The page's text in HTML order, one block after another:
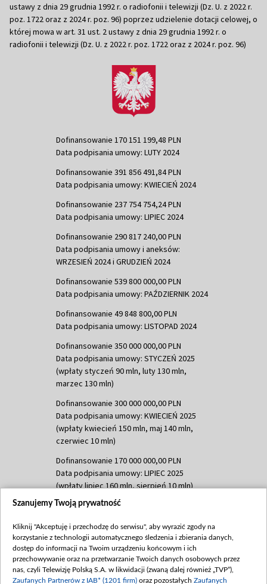
ustawy z dnia 29 grudnia 1992 r. o radiofonii i telewizji (Dz. U. z 2022 r.
poz. 1722 oraz z 2024 r. poz. 96) poprzez udzielenie dotacji celowej, o
której mowa w art. 31 ust. 2 ustawy z dnia 29 grudnia 1992 r. o
radiofonii i telewizji (Dz. U. z 2022 r. poz. 1722 oraz z 2024 r. poz. 96)
Dofinansowanie 170 151 199,48 PLN
Data podpisania umowy: LUTY 2024
Dofinansowanie 391 856 491,84 PLN
Data podpisania umowy: KWIECIEŃ 2024
Dofinansowanie 237 754 754,24 PLN
Data podpisania umowy: LIPIEC 2024
Dofinansowanie 290 817 240,00 PLN
Data podpisania umowy i aneksów:
WRZESIEŃ 2024 i GRUDZIEŃ 2024
Dofinansowanie 539 800 000,00 PLN
Data podpisania umowy: PAŹDZIERNIK 2024
Dofinansowanie 49 848 800,00 PLN
Data podpisania umowy: LISTOPAD 2024
Dofinansowanie 350 000 000,00 PLN
Data podpisania umowy: STYCZEŃ 2025
(wpłaty styczeń 90 mln, luty 130 mln,
marzec 130 mln)
Dofinansowanie 300 000 000,00 PLN
Data podpisania umowy: KWIECIEŃ 2025
(wpłaty kwiecień 150 mln, maj 140 mln,
czerwiec 10 mln)
Dofinansowanie 170 000 000,00 PLN
Data podpisania umowy: LIPIEC 2025
(wpłaty lipiec 160 mln, sierpień 10 mln)
Dofinansowanie 60 000 000,00 PLN
(wpłata wrzesień 60 mln)
Dofinansowanie 635 783 051,21 PLN
Data podpisania umowy: WRZESIEŃ 2025
(wpłata wrzesień 100 mln, październik 350
Szanujemy Twoją prywatność
Kliknij "Akceptuję i przechodzę do serwisu", aby wyrazić zgody na
korzystanie z technologii automatycznego śledzenia i zbierania danych,
dostęp do informacji na Twoim urządzeniu końcowym i ich
przechowywanie oraz na przetwarzanie Twoich danych osobowych przez
nas, czyli Telewizję Polską S.A. w likwidacji (zwaną dalej również „TVP”),
Zaufanych Partnerów z IAB* (1201 firm) oraz pozostałych Zaufanych